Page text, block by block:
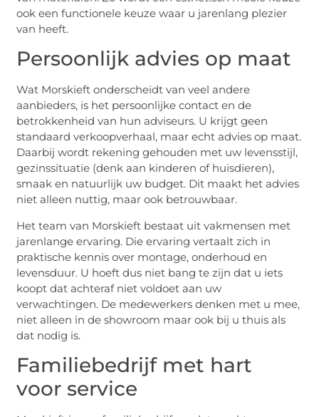
ook een functionele keuze waar u jarenlang plezier
van heeft.
Persoonlijk advies op maat
Wat Morskieft onderscheidt van veel andere
aanbieders, is het persoonlijke contact en de
betrokkenheid van hun adviseurs. U krijgt geen
standaard verkoopverhaal, maar echt advies op maat.
Daarbij wordt rekening gehouden met uw levensstijl,
gezinssituatie (denk aan kinderen of huisdieren),
smaak en natuurlijk uw budget. Dit maakt het advies
niet alleen nuttig, maar ook betrouwbaar.
Het team van Morskieft bestaat uit vakmensen met
jarenlange ervaring. Die ervaring vertaalt zich in
praktische kennis over montage, onderhoud en
levensduur. U hoeft dus niet bang te zijn dat u iets
koopt dat achteraf niet voldoet aan uw
verwachtingen. De medewerkers denken met u mee,
niet alleen in de showroom maar ook bij u thuis als
dat nodig is.
Familiebedrijf met hart
voor service